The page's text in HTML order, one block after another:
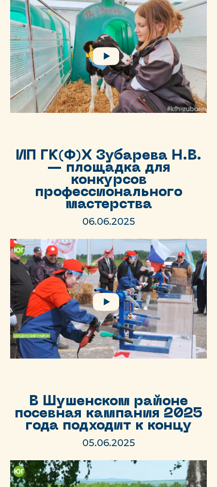
ИП ГК(Ф)Х Зубарева Н.В.
— площадка для
конкурсов
профессионального
мастерства
06.06.2025
В Шушенском районе
посевная кампания 2025
года подходит к концу
05.06.2025